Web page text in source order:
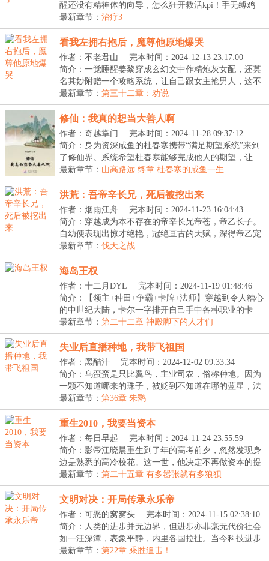
醒还没有精神体的向导，怎么狂开救活kpi！手无缚鸡
之...
最新章节： 治疗3
看我左拥右抱后，魔尊他原地爆哭
作者：不老君山
完本时间：2024-12-13 23:17:00
简介：一觉睡醒姜黎穿成玄幻文中作精炮灰女配，还莫
名其妙附赠一个攻略系统，让自己跟女主抢男人，这不
是...
最新章节： 第三十二章：劝说
修仙：我真的想当大善人啊
作者：奇越掌门
完本时间：2024-11-28 09:37:12
简介：身为资深咸鱼的杜春寒携带“满足期望系统”来到
了修仙界。系统希望杜春寒能够完成他人的期望，让
他...
最新章节： 山高路远 终章 杜春寒的咸鱼一生
洪荒：吾帝辛长兄，死后被挖出来
作者：烟雨江舟
完本时间：2024-11-23 16:04:43
简介：穿越成为本不存在的帝辛长兄帝苍，帝乙长子。
自幼便表现出惊才绝艳，冠绝亘古的天赋，深得帝乙宠
爱...
最新章节： 伐天之战
海岛王权
作者：十二月DYL
完本时间：2024-11-19 01:48:46
简介：【领主+种田+争霸+卡牌+法师】穿越到令人糟心
的中世纪大陆，卡尔一字排开自己手中各种职业的卡
牌。...
最新章节： 第二十二章 神殿脚下的人才们
失业后直播种地，我带飞祖国
作者：黑醋汁
完本时间：2024-12-02 09:33:34
简介：乌蛮蛮是只比翼鸟，主业司农，俗称种地。因为
一颗不知道哪来的珠子，被贬到不知道在哪的蓝星，法
力...
最新章节： 第36章 朱鹮
重生2010，我要当资本
作者：每日早起
完本时间：2024-11-24 23:55:59
简介：影帝江晓晨重生到了年的高考前夕，忽然发现身
边是熟悉的高冷校花。这一世，他决定不再做资本的提
线...
最新章节： 第二十五章 有多嚣张就有多狼狈
文明对决：开局传承永乐帝
作者：可恶的窝窝头
完本时间：2024-11-15 02:38:10
简介：人类的进步并无边界，但进步亦非毫无代价社会
如一汪深潭，表象平静，内里各国拉扯。当今科技进步
缓...
最新章节： 第22章 乘胜追击！